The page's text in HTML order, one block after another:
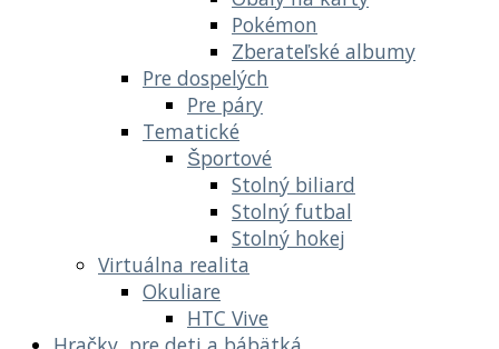
Pokémon
Zberateľské albumy
Pre dospelých
Pre páry
Tematické
Športové
Stolný biliard
Stolný futbal
Stolný hokej
Virtuálna realita
Okuliare
HTC Vive